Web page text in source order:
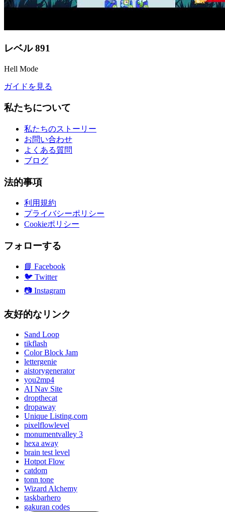
レベル 891
Hell Mode
ガイドを見る
私たちについて
私たちのストーリー
お問い合わせ
よくある質問
ブログ
法的事項
利用規約
プライバシーポリシー
Cookieポリシー
フォローする
📘 Facebook
🐦 Twitter
📷 Instagram
友好的なリンク
Sand Loop
tikflash
Color Block Jam
lettergenie
aistorygenerator
you2mp4
AI Nav Site
dropthecat
dropaway
Unique Listing.com
pixelflowlevel
monumentvalley 3
hexa away
brain test level
Hotpot Flow
catdom
tonn tone
Wizard Alchemy
taskbarhero
gakuran codes